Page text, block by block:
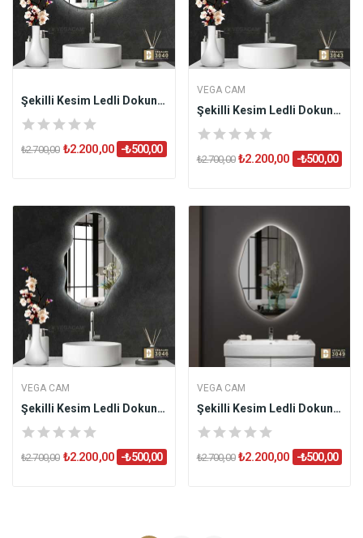
Şekilli Kesim Ledli Dokunmatik Butonlu...
₺2.700,00 ₺2.200,00 -₺500,00
VEGA CAM
Şekilli Kesim Ledli Dokunmatik Butonlu...
₺2.700,00 ₺2.200,00 -₺500,00
VEGA CAM
Şekilli Kesim Ledli Dokunmatik Butonlu...
₺2.700,00 ₺2.200,00 -₺500,00
VEGA CAM
Şekilli Kesim Ledli Dokunmatik Butonlu...
₺2.700,00 ₺2.200,00 -₺500,00